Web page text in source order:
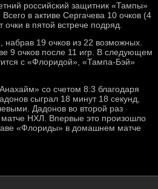
российский защитник «Тампы»
в активе Сергачева 10 очков (4
в пятой встрече подряд.
19 очков из 22 возможных.
9 очков после 11 игр. В следующем
с «Флоридой», «Тампа-Бэй»
со счетом 8:3 благодаря
сыграл 18 минут 18 секунд,
Дадонов во второй раз
НХЛ. Впервые это произошло
«Флориды» в домашнем матче